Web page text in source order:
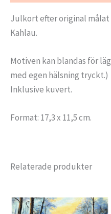
Julkort efter original målat
Kahlau.
Motiven kan blandas för
med egen hälsning tryckt.)
Inklusive kuvert.
Format: 17,3 x 11,5 cm.
Relaterade produkter